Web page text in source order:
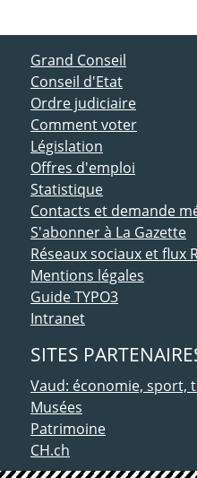
ACCÈS DIRECT
Grand Conseil
Conseil d'Etat
Ordre judiciaire
Comment voter
Législation
Offres d'emploi
Statistique
Contacts et demande
S'abonner à La Gazette
Réseaux sociaux et flux
Mentions légales
Guide TYPO3
Intranet
SITES
Vaud: économie, sport,
Musées
Patrimoine
CH.ch